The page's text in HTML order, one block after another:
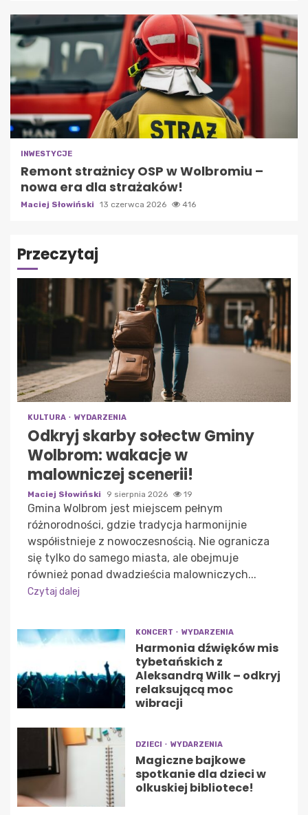
INWESTYCJE
Remont strażnicy OSP w Wolbromiu –
nowa era dla strażaków!
Maciej Słowiński 13 czerwca 2026 416
Przeczytaj
KULTURA WYDARZENIA
Odkryj skarby sołectw Gminy
Wolbrom: wakacje w
malowniczej scenerii!
Maciej Słowiński 9 sierpnia 2026 19
Gmina Wolbrom jest miejscem pełnym
różnorodności, gdzie tradycja harmonijnie
współistnieje z nowoczesnością. Nie ogranicza
się tylko do samego miasta, ale obejmuje
również ponad dwadzieścia malowniczych...
Czytaj dalej
KONCERT WYDARZENIA
Harmonia dźwięków mis
tybetańskich z
Aleksandrą Wilk – odkryj
relaksującą moc
wibracji
DZIECI WYDARZENIA
Magiczne bajkowe
spotkanie dla dzieci w
olkuskiej bibliotece!